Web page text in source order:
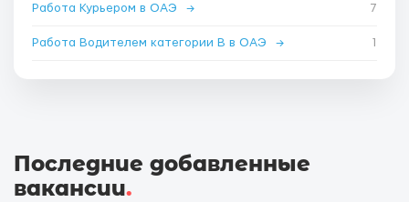
Работа Курьером в ОАЭ → 7
Работа Водителем категории B в ОАЭ → 1
Последние добавленные
вакансии.